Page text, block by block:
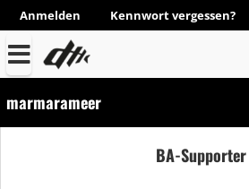
Anmelden Kennwort vergessen?
marmarameer
BA-Supporter